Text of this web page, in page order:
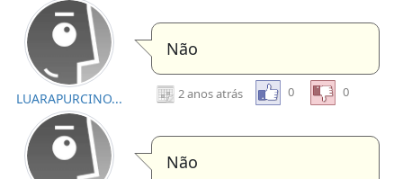
LUARAPURCINO...
Não
2 anos atrás 0 0
Não